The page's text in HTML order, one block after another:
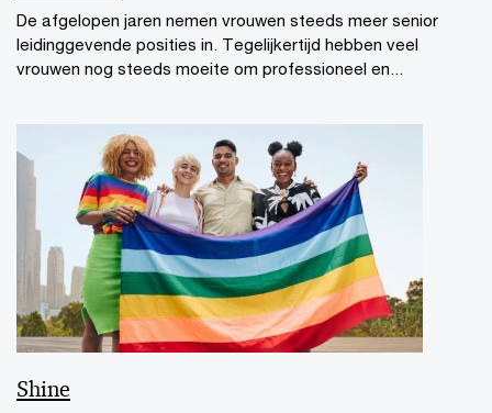
De afgelopen jaren nemen vrouwen steeds meer senior
leidinggevende posities in. Tegelijkertijd hebben veel
vrouwen nog steeds moeite om professioneel en...
Shine